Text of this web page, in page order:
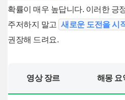
확률이 매우 높답니다. 이러한 긍
주저하지 말고 새로운 도전을 시
권장해 드려요.
영상 장르 해몽 요